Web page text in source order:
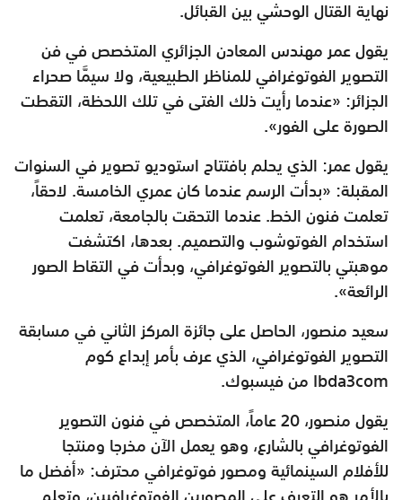
نهاية القتال الوحشي بين القبائل.
يقول عمر مهندس المعادن الجزائري المتخصص في فن
التصوير الفوتوغرافي للمناظر الطبيعية، ولا سيمَّا صحراء
الجزائر: «عندما رأيت ذلك الفتى في تلك اللحظة، التقطت
الصورة على الفور».
يقول عمر: الذي يحلم بافتتاح استوديو تصوير في السنوات
المقبلة: «بدأت الرسم عندما كان عمري الخامسة. لاحقاً،
تعلمت فنون الخط. عندما التحقت بالجامعة، تعلمت
استخدام الفوتوشوب والتصميم. بعدها، اكتشفت
موهبتي بالتصوير الفوتوغرافي، وبدأت في التقاط الصور
الرائعة».
سعيد منصور، الحاصل على جائزة المركز الثاني في مسابقة
التصوير الفوتوغرافي، الذي عرف بأمر إبداع كوم
Ibda3com من فيسبوك.
يقول منصور، 20 عاماً، المتخصص في فنون التصوير
الفوتوغرافي بالشارع، وهو يعمل الآن مخرجا ومنتجا
للأفلام السينمائية ومصور فوتوغرافي محترف: «أفضل ما